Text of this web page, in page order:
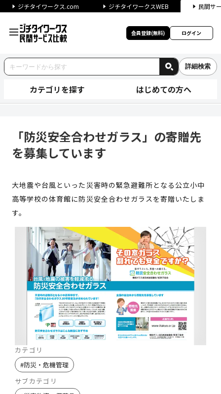
ジチタイワークス.com ジチタイワークスWEB 民間サ
会員登録(無料) ログイン
詳細検索
カテゴリを探す はじめての方へ
「防災安全合わせガラス」の寄贈先
を募集しています
大地震や台風といった災害時の緊急避難所となる公立小中
高等学校の体育館に防災安全合わせガラスを寄贈いたしま
す。
カテゴリ
#防災・危機管理
サブカテゴリ